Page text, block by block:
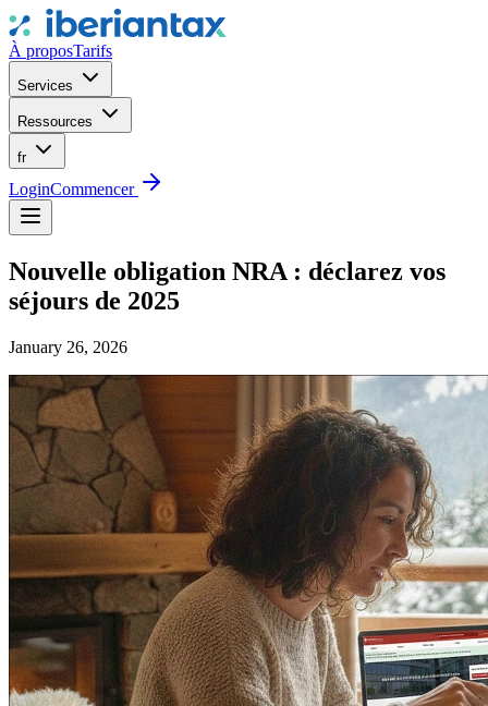
À proposTarifs
Services
Ressources
fr
LoginCommencer
Nouvelle obligation NRA : déclarez vos
séjours de 2025
January 26, 2026